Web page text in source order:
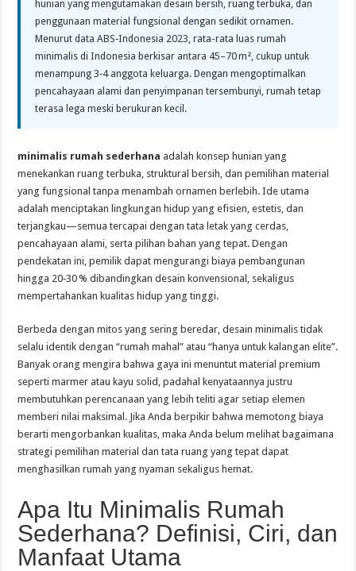
hunian yang mengutamakan desain bersih, ruang terbuka, dan
penggunaan material fungsional dengan sedikit ornamen.
Menurut data ABS‑Indonesia 2023, rata-rata luas rumah
minimalis di Indonesia berkisar antara 45–70 m², cukup untuk
menampung 3‑4 anggota keluarga. Dengan mengoptimalkan
pencahayaan alami dan penyimpanan tersembunyi, rumah tetap
terasa lega meski berukuran kecil.
minimalis rumah sederhana adalah konsep hunian yang
menekankan ruang terbuka, struktural bersih, dan pemilihan material
yang fungsional tanpa menambah ornamen berlebih. Ide utama
adalah menciptakan lingkungan hidup yang efisien, estetis, dan
terjangkau—semua tercapai dengan tata letak yang cerdas,
pencahayaan alami, serta pilihan bahan yang tepat. Dengan
pendekatan ini, pemilik dapat mengurangi biaya pembangunan
hingga 20‑30 % dibandingkan desain konvensional, sekaligus
mempertahankan kualitas hidup yang tinggi.
Berbeda dengan mitos yang sering beredar, desain minimalis tidak
selalu identik dengan “rumah mahal” atau “hanya untuk kalangan elite”.
Banyak orang mengira bahwa gaya ini menuntut material premium
seperti marmer atau kayu solid, padahal kenyataannya justru
membutuhkan perencanaan yang lebih teliti agar setiap elemen
memberi nilai maksimal. Jika Anda berpikir bahwa memotong biaya
berarti mengorbankan kualitas, maka Anda belum melihat bagaimana
strategi pemilihan material dan tata ruang yang tepat dapat
menghasilkan rumah yang nyaman sekaligus hemat.
Apa Itu Minimalis Rumah
Sederhana? Definisi, Ciri, dan
Manfaat Utama